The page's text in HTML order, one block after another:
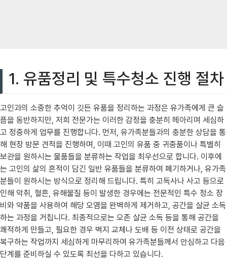
1. 유품정리 및 특수청소 진행 절차
고인과의 소중한 추억이 깃든 유품을 정리하는 과정은 유가족에게 큰 슬
픔을 동반하지만, 저희 전문가는 이러한 감정을 충분히 헤아리며 세심하
고 정중하게 업무를 진행합니다. 먼저, 유가족분들과의 충분한 상담을 통
해 현장 방문 견적을 진행하며, 이때 고인의 유품 중 귀중품이나 특별히
보관을 원하시는 물품들을 분류하는 작업을 최우선으로 합니다. 이후에
는 고인의 삶의 흔적이 담긴 일반 유품들을 분류하여 폐기하거나, 유가족
분들이 원하시는 방식으로 정리해 드립니다. 특히 고독사나 사고 등으로
인해 악취, 혈흔, 유해물질 등이 발생한 경우에는 전문적인 특수 청소 장
비와 약품을 사용하여 해당 오염을 완벽하게 제거하고, 공간을 살균 소독
하는 과정을 거칩니다. 최종적으로는 오존 살균 소독 등을 통해 공간을
쾌적하게 만들고, 필요한 경우 벽지 교체나 도배 등 이전 상태로 공간을
복구하는 작업까지 세심하게 마무리하여 유가족분들께서 안심하고 다음
단계를 준비하실 수 있도록 최선을 다하고 있습니다.